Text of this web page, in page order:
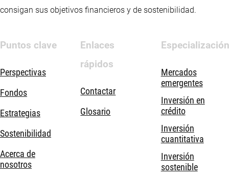
consigan sus objetivos financieros y de sostenibilidad.
Puntos clave
Perspectivas
Fondos
Estrategias
Sostenibilidad
Acerca de
nosotros
Enlaces
rápidos
Contactar
Glosario
Especialización
Mercados
emergentes
Inversión en
crédito
Inversión
cuantitativa
Inversión
sostenible